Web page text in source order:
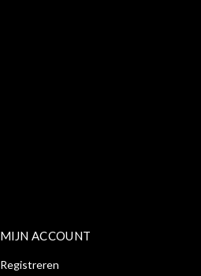
MIJN ACCOUNT
Registreren